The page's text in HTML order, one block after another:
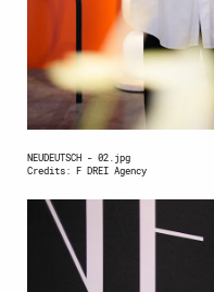
NEUDEUTSCH - 02.jpg
Credits: F DREI Agency